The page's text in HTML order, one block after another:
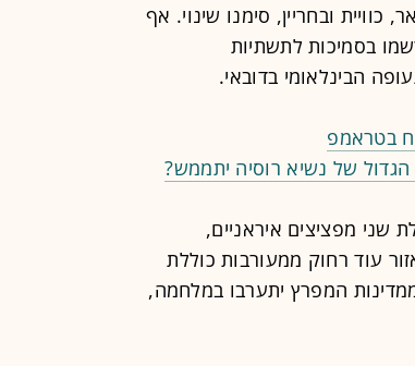
ובחריין, סימנו שינוי. אף
בסמיכות לתשתיות
הבינלאומי בדובאי.
בטראמפ
של נשיא רוסיה יתממש?
מפציצים איראניים,
עוד רחוק ממעורבות כוללת
המפרץ יתערבו במלחמה,